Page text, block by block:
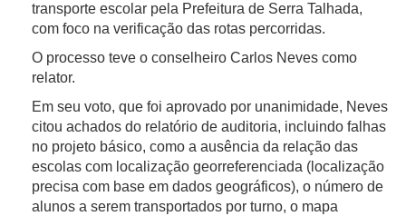
transporte escolar pela Prefeitura de Serra Talhada,
com foco na verificação das rotas percorridas.
O processo teve o conselheiro Carlos Neves como
relator.
Em seu voto, que foi aprovado por unanimidade, Neves
citou achados do relatório de auditoria, incluindo falhas
no projeto básico, como a ausência da relação das
escolas com localização georreferenciada (localização
precisa com base em dados geográficos), o número de
alunos a serem transportados por turno, o mapa